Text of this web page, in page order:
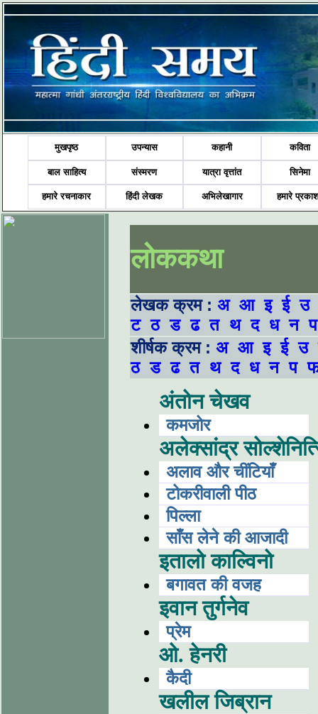
मुखपृष्ठ उपन्यास कहानी कविता
बाल साहित्य संस्मरण यात्रा वृत्तांत सिनेमा
हमारे रचनाकार हिंदी लेखक अभिलेखागार हमारे
लोककथा
लेखक क्रम : अ आ इ ई उ
ट ठ ड ढ त थ द ध न प
शीर्षक क्रम : अ आ इ ई उ
ठ ड ढ त थ द ध न प
अंतोन चेखव
कमजोर
अलेक्सांद्र
अलाव और चींटियाँ
टोकरीवाली पीठ
पिल्ला
साँस लेने की आजादी
इतालो काल्विनो
बगावत की वजह
इवान तुर्गनेव
प्रेम
ओ. हेनरी
कैदी
खलील जिब्रान